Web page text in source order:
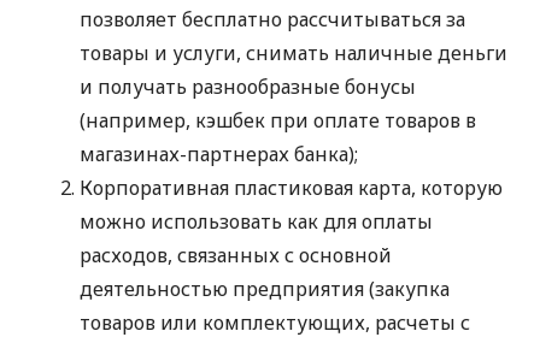
позволяет бесплатно рассчитываться за
товары и услуги, снимать наличные деньги
и получать разнообразные бонусы
(например, кэшбек при оплате товаров в
магазинах-партнерах банка);
Корпоративная пластиковая карта, которую
можно использовать как для оплаты
расходов, связанных с основной
деятельностью предприятия (закупка
товаров или комплектующих, расчеты с